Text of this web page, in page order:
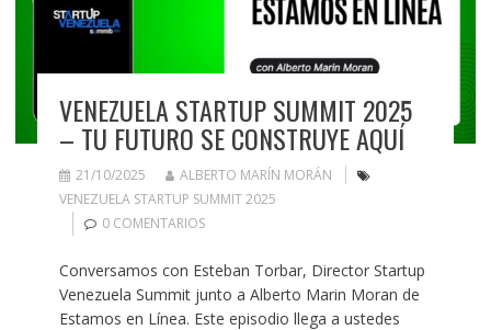
VENEZUELA STARTUP SUMMIT 2025
– TU FUTURO SE CONSTRUYE AQUÍ
21/10/2025
ALBERTO MARÍN MORÁN
VENEZUELA STARTUP SUMMIT 2025
0 COMENTARIOS
Conversamos con Esteban Torbar, Director Startup
Venezuela Summit junto a Alberto Marin Moran de
Estamos en Línea. Este episodio llega a ustedes